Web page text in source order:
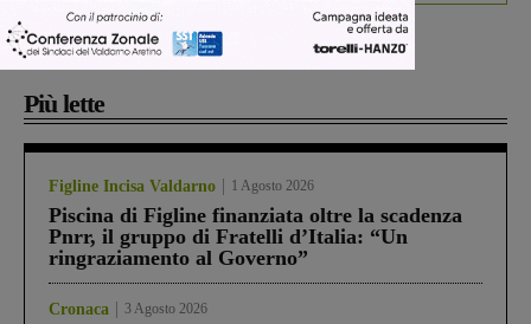
Più lette
Figline Incisa Valdarno 1 Agosto 2026
Piscina di Figline finanziata oltre la scadenza
Pnrr, il gruppo di Fratelli d’Italia: “Un
ringraziamento al Governo”
Cronaca 3 Agosto 2026